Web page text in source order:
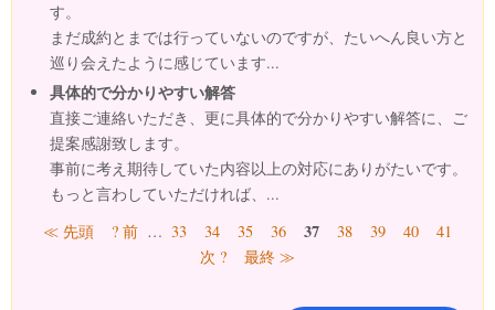
す。
まだ成約とまでは行っていないのですが、たいへん良い方と
巡り会えたように感じています...
具体的で分かりやすい解答
直接ご連絡いただき、更に具体的で分かりやすい解答に、ご
提案感謝致します。
事前に考え期待していた内容以上の対応にありがたいです。
もっと言わしていただければ、...
ページ
≪ 先頭 ? 前 … 33 34 35 36 37 38 39 40
41
次 ?
最終 ≫